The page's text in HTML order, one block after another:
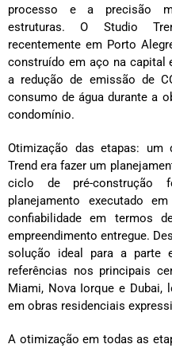
processo e a precisão
estruturas. O Studio
recentemente em Porto
construído em aço na capital
a redução de emissão de
consumo de água durante a
condomínio.
Otimização das etapas:
Trend era fazer um
ciclo de pré-
planejamento executado
confiabilidade em termos
empreendimento entregue.
solução ideal para a parte
referências nos principais
Miami, Nova Iorque e
em obras residenciais
A otimização em todas as